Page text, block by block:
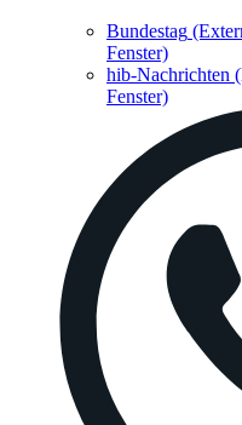
Bundestag
Fenster)
hib-Nachrichten
Fenster)